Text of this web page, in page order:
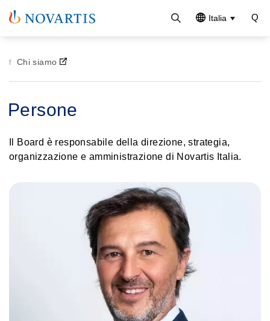
Italia
Chi siamo
Persone
Il Board è responsabile della direzione, strategia,
organizzazione e amministrazione di Novartis Italia.